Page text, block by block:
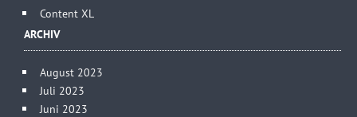
Content XL
ARCHIV
August 2023
Juli 2023
Juni 2023